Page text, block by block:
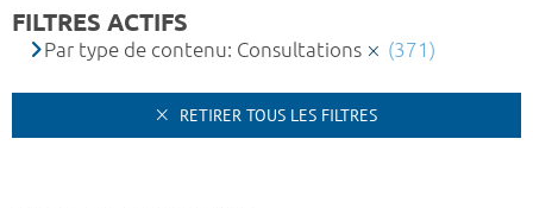
FILTRES ACTIFS
Par type de contenu: Consultations (371)
RETIRER TOUS LES FILTRES